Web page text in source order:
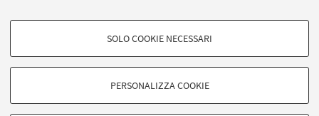
COOKIE DI PROFILAZIONE - FACOLTATIVI
SOLO COOKIE NECESSARI
PERSONALIZZA COOKIE